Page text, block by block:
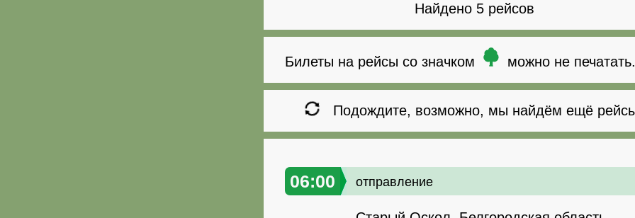
Найдено 5 рейсов
Билеты на рейсы со значком можно не
Подождите, возможно, мы найдём ещё
06:00 отправление